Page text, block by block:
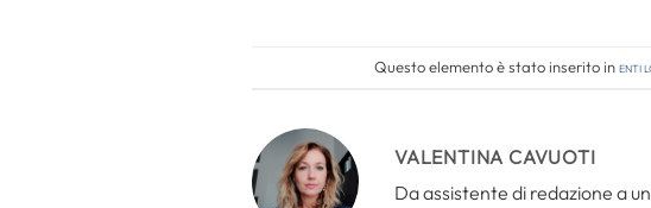
Questo elemento è stato inserito inEnti
VALENTINA CAVUOTI
Da assistente di redazione a